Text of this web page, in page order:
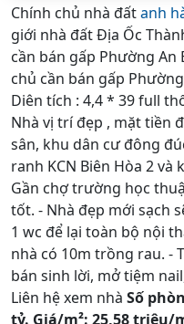
Chính chủ nhà đấtanh
giới nhà đất Địa Ốc
cần bán gấp Phường An
chủ cần bán gấp
Diên tích : 4,4 * 39 full
Nhà vị trí đẹp , mặt tiền
sân, khu dân cư đông
ranh KCN Biên Hòa 2
Gần chợ trường học
tốt. - Nhà đẹp mới sạch
1 wc để lại toàn bộ nội
nhà có 10m trồng rau. -
bán sinh lời, mở tiệm
Liên hệ xem nhà Số
tỷ. Giá/m²: 25,58 triệu/